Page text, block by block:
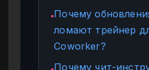
●Почему
ломают трейнер
Coworker?
Почему чит-